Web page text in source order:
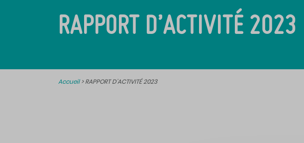
RAPPORT D’ACTIVITÉ 2023
Accueil>RAPPORT D’ACTIVITÉ 2023